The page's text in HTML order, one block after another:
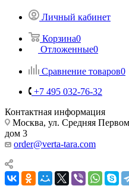
Личный кабинет
Корзина0
Отложенные0
Сравнение товаров0
+7 495 032-76-32
Контактная информация
Москва, ул. Средняя
дом 3
order@verta-tara.com